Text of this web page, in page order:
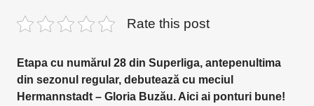
Rate this post
Etapa cu numărul 28 din Superliga, antepenultima
din sezonul regular, debutează cu meciul
Hermannstadt – Gloria Buzău. Aici ai ponturi bune!